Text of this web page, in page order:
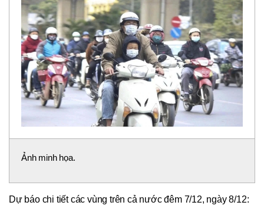
Ảnh minh họa.
Dự báo chi tiết các vùng trên cả nước đêm 7/12, ngày 8/12: